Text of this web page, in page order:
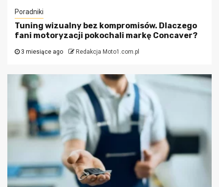
Poradniki
Tuning wizualny bez kompromisów. Dlaczego
fani motoryzacji pokochali markę Concaver?
3 miesiące ago Redakcja Moto1.com.pl